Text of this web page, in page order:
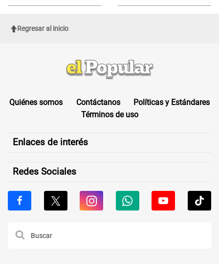
Regresar al inicio
Quiénes somos Contáctanos
Políticas y Estándares
Términos de uso
Enlaces de interés
Redes Sociales